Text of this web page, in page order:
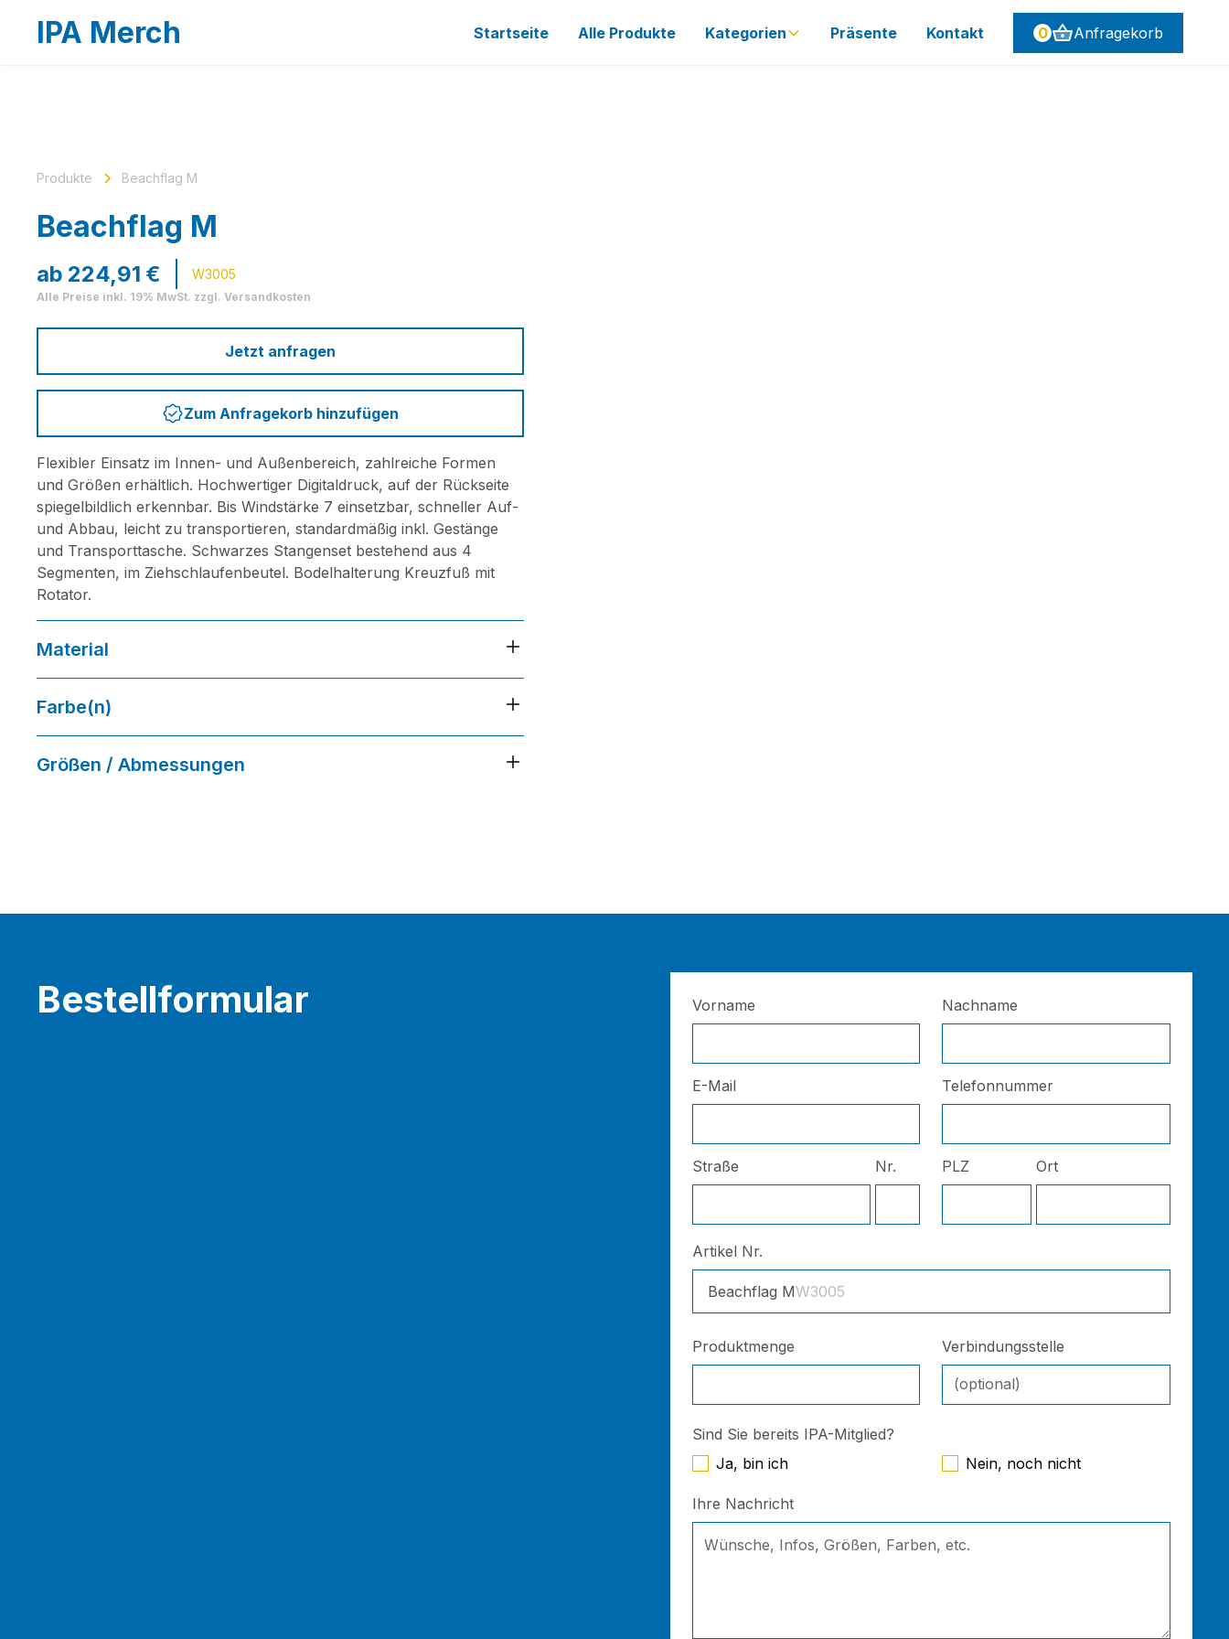
IPA Merch Startseite Alle Produkte Kategorien Präsente Kontakt 0 Anfragekorb
Produkte Beachflag M
Beachflag M
ab 224,91 € W3005
Alle Preise inkl. 19% MwSt. zzgl. Versandkosten
Jetzt anfragen
Zum Anfragekorb hinzufügen
Flexibler Einsatz im Innen- und Außenbereich, zahlreiche Formen
und Größen erhältlich. Hochwertiger Digitaldruck, auf der Rückseite
spiegelbildlich erkennbar. Bis Windstärke 7 einsetzbar, schneller Auf-
und Abbau, leicht zu transportieren, standardmäßig inkl. Gestänge
und Transporttasche. Schwarzes Stangenset bestehend aus 4
Segmenten, im Ziehschlaufenbeutel. Bodelhalterung Kreuzfuß mit
Rotator.
Material
Farbe(n)
Größen / Abmessungen
Bestellformular Vorname Nachname
E-Mail Telefonnummer
Straße Nr. PLZ Ort
Artikel Nr.
Beachflag MW3005
Produktmenge Verbindungsstelle
Sind Sie bereits IPA-Mitglied?
Ja, bin ich
Nein, noch nicht
Ihre Nachricht